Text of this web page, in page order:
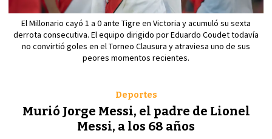
El Millonario cayó 1 a 0 ante Tigre en Victoria y acumuló su sexta
derrota consecutiva. El equipo dirigido por Eduardo Coudet todavía
no convirtió goles en el Torneo Clausura y atraviesa uno de sus
peores momentos recientes.
Murió Jorge Messi, el padre de Lionel
Messi, a los 68 años
Deportes